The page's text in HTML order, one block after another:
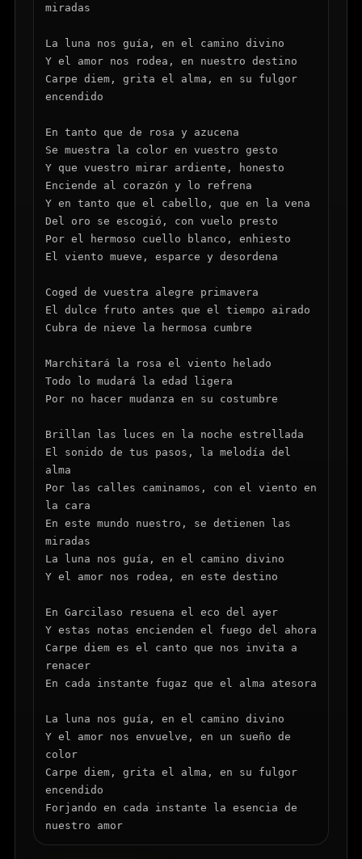
miradas
La luna nos guía, en el camino divino
Y el amor nos rodea, en nuestro destino
Carpe diem, grita el alma, en su fulgor
encendido
En tanto que de rosa y azucena
Se muestra la color en vuestro gesto
Y que vuestro mirar ardiente, honesto
Enciende al corazón y lo refrena
Y en tanto que el cabello, que en la vena
Del oro se escogió, con vuelo presto
Por el hermoso cuello blanco, enhiesto
El viento mueve, esparce y desordena
Coged de vuestra alegre primavera
El dulce fruto antes que el tiempo airado
Cubra de nieve la hermosa cumbre
Marchitará la rosa el viento helado
Todo lo mudará la edad ligera
Por no hacer mudanza en su costumbre
Brillan las luces en la noche estrellada
El sonido de tus pasos, la melodía del
alma
Por las calles caminamos, con el viento en
la cara
En este mundo nuestro, se detienen las
miradas
La luna nos guía, en el camino divino
Y el amor nos rodea, en este destino
En Garcilaso resuena el eco del ayer
Y estas notas encienden el fuego del ahora
Carpe diem es el canto que nos invita a
renacer
En cada instante fugaz que el alma atesora
La luna nos guía, en el camino divino
Y el amor nos envuelve, en un sueño de
color
Carpe diem, grita el alma, en su fulgor
encendido
Forjando en cada instante la esencia de
nuestro amor